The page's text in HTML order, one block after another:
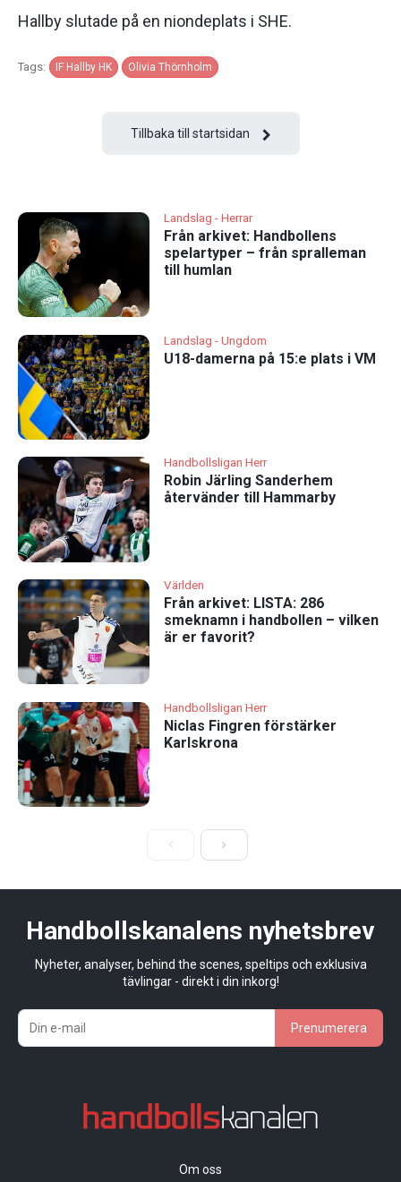
Hallby slutade på en niondeplats i SHE.
Tags: IF Hallby HK Olivia Thörnholm
Tillbaka till startsidan
Landslag - Herrar
Från arkivet: Handbollens
spelartyper – från spralleman
till humlan
Landslag - Ungdom
U18-damerna på 15:e plats i VM
Handbollsligan Herr
Robin Järling Sanderhem
återvänder till Hammarby
Världen
Från arkivet: LISTA: 286
smeknamn i handbollen – vilken
är er favorit?
Handbollsligan Herr
Niclas Fingren förstärker
Karlskrona
Handbollskanalens nyhetsbrev
Nyheter, analyser, behind the scenes, speltips och exklusiva
tävlingar - direkt i din inkorg!
Prenumerera
Om oss